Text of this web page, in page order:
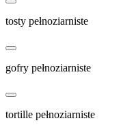
tosty pełnoziarniste
gofry pełnoziarniste
tortille pełnoziarniste